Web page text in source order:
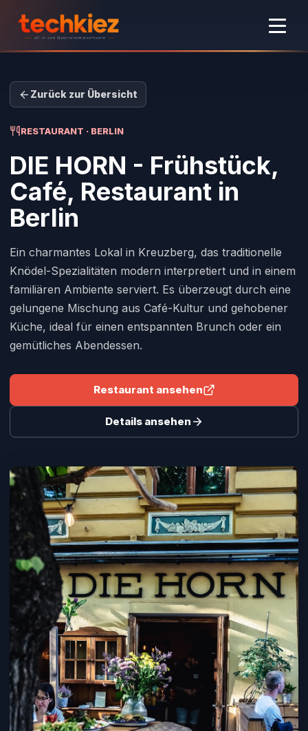
Zurück zur Übersicht
RESTAURANT · BERLIN
DIE HORN - Frühstück,
Café, Restaurant in
Berlin
Ein charmantes Lokal in Kreuzberg, das traditionelle
Knödel-Spezialitäten modern interpretiert und in einem
familiären Ambiente serviert. Es überzeugt durch eine
gelungene Mischung aus Café-Kultur und gehobener
Küche, ideal für einen entspannten Brunch oder ein
gemütliches Abendessen.
Restaurant ansehen
Details ansehen